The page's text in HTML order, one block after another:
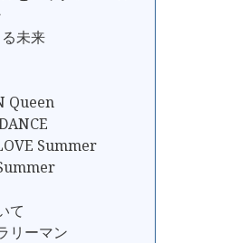
未来
Queen
Summer
て
リーマン